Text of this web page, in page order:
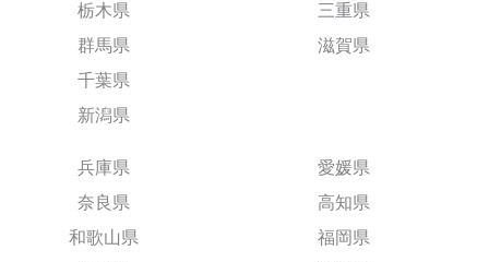
栃木県
群馬県
千葉県
新潟県
三重県
滋賀県
兵庫県
奈良県
和歌山県
愛媛県
高知県
福岡県